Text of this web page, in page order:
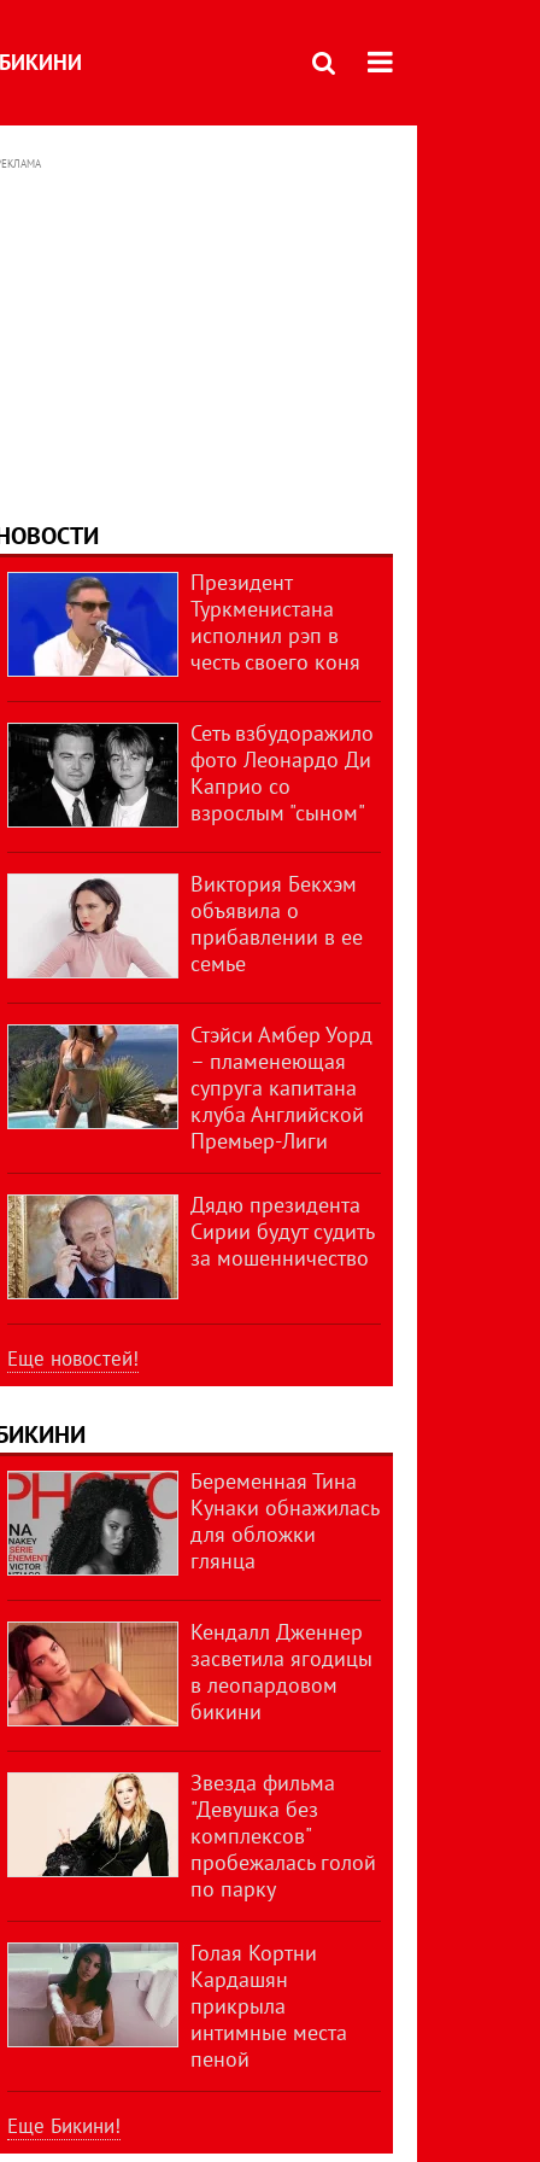
БИКИНИ
Президент
Туркменистана
исполнил рэп в
честь своего коня
Сеть взбудоражило
фото Леонардо Ди
Каприо со
взрослым "сыном"
Виктория Бекхэм
объявила о
прибавлении в ее
семье
Стэйси Амбер Уорд
– пламенеющая
супруга капитана
клуба Английской
Премьер-Лиги
Дядю президента
Сирии будут судить
за мошенничество
Еще новостей!
Беременная Тина
Кунаки обнажилась
для обложки
глянца
Кендалл Дженнер
засветила ягодицы
в леопардовом
бикини
Звезда фильма
"Девушка без
комплексов"
пробежалась голой
по парку
Голая Кортни
Кардашян
прикрыла
интимные места
пеной
Еще Бикини!